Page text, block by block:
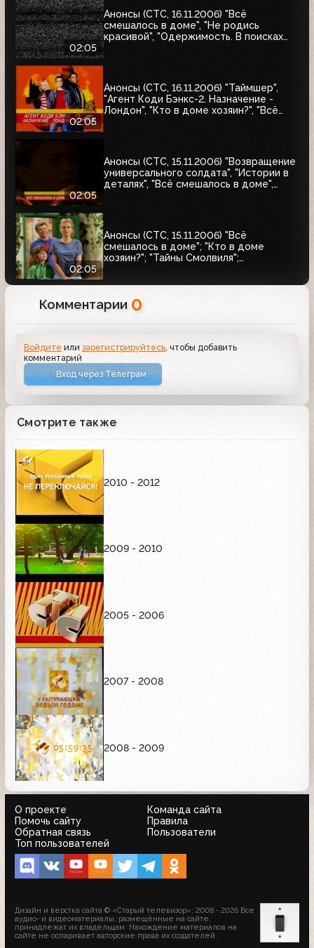
02:05
Анонсы (СТС, 16.11.2006) "Всё
смешалось в доме", "Не родись
красивой", "Одержимость. В поисках
02:05
Анонсы (СТС, 16.11.2006) "Таймшер",
"Агент Коди Бэнкс-2. Назначение -
Лондон", "Кто в доме хозяин?", "Всё
02:05
Анонсы (СТС, 15.11.2006) "Возвращение
универсального солдата", "Истории в
деталях", "Всё смешалось в доме",
02:05
Анонсы (СТС, 15.11.2006) "Всё
смешалось в доме"; "Кто в доме
хозяин?"; "Тайны Смолвиля";
Комментарии 0
Войдите илизарегистрируйтесь, чтобы добавить
комментарий
Вход через Телеграм
Смотрите также
2010 - 2012
2009 - 2010
2005 - 2006
2007 - 2008
2008 - 2009
О проекте
Команда сайта
Помочь сайту
Правила
Обратная связь
Пользователи
Топ пользователей
Дизайн и верстка сайта © «Старый телевизор»; 2008 - 2026 Все
аудио- и видеоматериалы, размещённые на сайте,
принадлежат их владельцам. Нахождение материалов на
сайте не оспаривает авторские права их создателей.